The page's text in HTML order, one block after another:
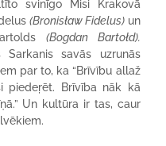
svinīgo Misi Krakovā
(Bronisław Fidelus) un
(Bogdan Bartołd).
Sarkanis savās uzrunās
par to, ka “Brīvību allaž
piedeŗēt. Brīvība nāk kā
Un kultūra ir tas, caur